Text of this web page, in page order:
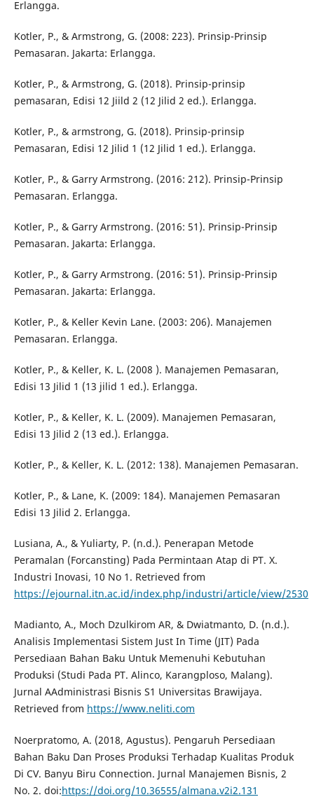
Erlangga.
Kotler, P., & Armstrong, G. (2008: 223). Prinsip-Prinsip
Pemasaran. Jakarta: Erlangga.
Kotler, P., & Armstrong, G. (2018). Prinsip-prinsip
pemasaran, Edisi 12 Jiild 2 (12 Jilid 2 ed.). Erlangga.
Kotler, P., & armstrong, G. (2018). Prinsip-prinsip
Pemasaran, Edisi 12 Jilid 1 (12 Jilid 1 ed.). Erlangga.
Kotler, P., & Garry Armstrong. (2016: 212). Prinsip-Prinsip
Pemasaran. Erlangga.
Kotler, P., & Garry Armstrong. (2016: 51). Prinsip-Prinsip
Pemasaran. Jakarta: Erlangga.
Kotler, P., & Garry Armstrong. (2016: 51). Prinsip-Prinsip
Pemasaran. Jakarta: Erlangga.
Kotler, P., & Keller Kevin Lane. (2003: 206). Manajemen
Pemasaran. Erlangga.
Kotler, P., & Keller, K. L. (2008 ). Manajemen Pemasaran,
Edisi 13 Jilid 1 (13 jilid 1 ed.). Erlangga.
Kotler, P., & Keller, K. L. (2009). Manajemen Pemasaran,
Edisi 13 Jilid 2 (13 ed.). Erlangga.
Kotler, P., & Keller, K. L. (2012: 138). Manajemen Pemasaran.
Kotler, P., & Lane, K. (2009: 184). Manajemen Pemasaran
Edisi 13 Jilid 2. Erlangga.
Lusiana, A., & Yuliarty, P. (n.d.). Penerapan Metode
Peramalan (Forcansting) Pada Permintaan Atap di PT. X.
Industri Inovasi, 10 No 1. Retrieved from
https://ejournal.itn.ac.id/index.php/industri/article/view/2530
Madianto, A., Moch Dzulkirom AR, & Dwiatmanto, D. (n.d.).
Analisis Implementasi Sistem Just In Time (JIT) Pada
Persediaan Bahan Baku Untuk Memenuhi Kebutuhan
Produksi (Studi Pada PT. Alinco, Karangploso, Malang).
Jurnal AAdministrasi Bisnis S1 Universitas Brawijaya.
Retrieved from https://www.neliti.com
Noerpratomo, A. (2018, Agustus). Pengaruh Persediaan
Bahan Baku Dan Proses Produksi Terhadap Kualitas Produk
Di CV. Banyu Biru Connection. Jurnal Manajemen Bisnis, 2
No. 2. doi:https://doi.org/10.36555/almana.v2i2.131